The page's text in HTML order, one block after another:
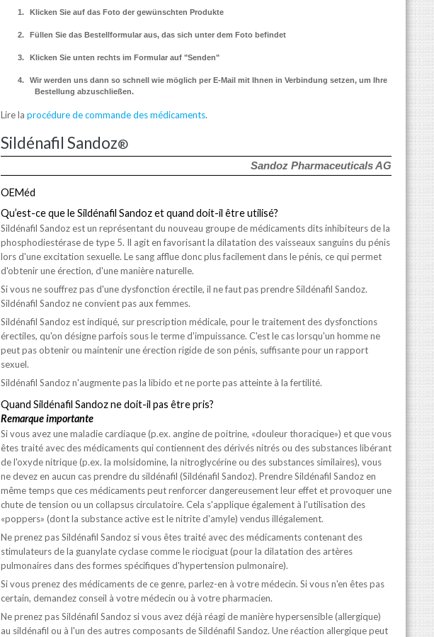
1. Klicken Sie auf das Foto der gewünschten Produkte
2. Füllen Sie das Bestellformular aus, das sich unter dem Foto befindet
3. Klicken Sie unten rechts im Formular auf "Senden"
4.
Wir werden uns dann so schnell wie möglich per E-Mail mit Ihnen in Verbindung setzen, um Ihre
Bestellung abzuschließen.
Lire la procédure de commande des médicaments.
Sildénafil Sandoz®
Sandoz Pharmaceuticals AG
OEMéd
Qu’est-ce que le Sildénafil Sandozet quand doit-il être utilisé?
Sildénafil Sandoz est un représentant du nouveau groupe de médicaments dits inhibiteurs de la
phosphodiestérase de type 5. Il agit en favorisant la dilatation des vaisseaux sanguins du pénis
lors d'une excitation sexuelle. Le sang afflue donc plus facilement dans le pénis, ce qui permet
d'obtenir une érection, d'une manière naturelle.
Si vous ne souffrez pas d'une dysfonction érectile, il ne faut pas prendre Sildénafil Sandoz.
Sildénafil Sandoz ne convient pas aux femmes.
Sildénafil Sandoz est indiqué, sur prescription médicale, pour le traitement des dysfonctions
érectiles, qu'on désigne parfois sous le terme d'impuissance. C'est le cas lorsqu'un homme ne
peut pas obtenir ou maintenir une érection rigide de son pénis, suffisante pour un rapport
sexuel.
Sildénafil Sandoz n'augmente pas la libido et ne porte pas atteinte à la fertilité.
Quand Sildénafil Sandozne doit-il pas être pris?
Remarque importante
Si vous avez une maladie cardiaque (p.ex. angine de poitrine, «douleur thoracique») et que vous
êtes traité avec des médicaments qui contiennent des dérivés nitrés ou des substances libérant
de l'oxyde nitrique (p.ex. la molsidomine, la nitroglycérine ou des substances similaires), vous
ne devez en aucun cas prendre du sildénafil (Sildénafil Sandoz). Prendre Sildénafil Sandoz en
même temps que ces médicaments peut renforcer dangereusement leur effet et provoquer une
chute de tension ou un collapsus circulatoire. Cela s'applique également à l'utilisation des
«poppers» (dont la substance active est le nitrite d'amyle) vendus illégalement.
Ne prenez pas Sildénafil Sandoz si vous êtes traité avec des médicaments contenant des
stimulateurs de la guanylate cyclase comme le riociguat (pour la dilatation des artères
pulmonaires dans des formes spécifiques d'hypertension pulmonaire).
Si vous prenez des médicaments de ce genre, parlez-en à votre médecin. Si vous n'en êtes pas
certain, demandez conseil à votre médecin ou à votre pharmacien.
Ne prenez pas Sildénafil Sandoz si vous avez déjà réagi de manière hypersensible (allergique)
au sildénafil ou à l'un des autres composants de Sildénafil Sandoz. Une réaction allergique peut